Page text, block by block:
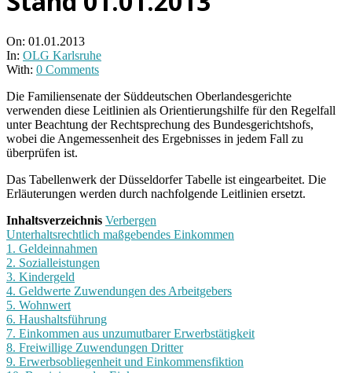
On: 01.01.2013
In: OLG Karlsruhe
With: 0 Comments
Die Familiensenate der Süddeutschen Oberlandesgerichte
verwenden diese Leitlinien als Orientierungshilfe für den Regelfall
unter Beachtung der Rechtsprechung des Bundesgerichtshofs,
wobei die Angemessenheit des Ergebnisses in jedem Fall zu
überprüfen ist.
Das Tabellenwerk der Düsseldorfer Tabelle ist eingearbeitet. Die
Erläuterungen werden durch nachfolgende Leitlinien ersetzt.
Inhaltsverzeichnis Verbergen
Unterhaltsrechtlich maßgebendes Einkommen
1. Geldeinnahmen
2. Sozialleistungen
3. Kindergeld
4. Geldwerte Zuwendungen des Arbeitgebers
5. Wohnwert
6. Haushaltsführung
7. Einkommen aus unzumutbarer Erwerbstätigkeit
8. Freiwillige Zuwendungen Dritter
9. Erwerbsobliegenheit und Einkommensfiktion